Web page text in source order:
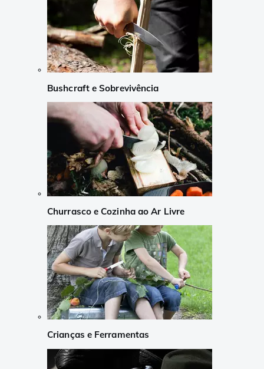
Bushcraft e Sobrevivência
Churrasco e Cozinha ao Ar Livre
Crianças e Ferramentas